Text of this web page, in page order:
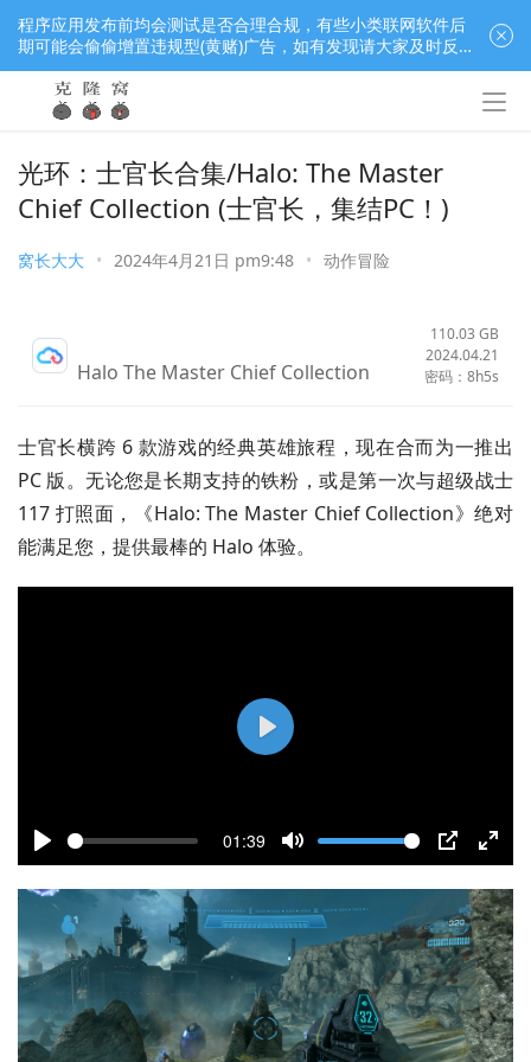
光环：士官长合集/Halo: The Master
Chief Collection (士官长，集结PC！)
窝长大大 • 2024年4月21日 pm9:48 • 动作冒险
Halo The Master Chief Collection
110.03 GB
2024.04.21
密码：8h5s
士官长横跨 6 款游戏的经典英雄旅程，现在合而为一推出
PC 版。无论您是长期支持的铁粉，或是第一次与超级战士
117 打照面，《Halo: The Master Chief Collection》绝对
能满足您，提供最棒的 Halo 体验。
P
l
a
y
01:39
M
t
e
P
P
E
n
t
e
r
f
P
程序应用发布前均会测试是否合理合规，有些小类联网软件后
期可能会偷偷增置违规型(黄赌)广告，如有发现请大家及时反
馈窝长进行处理，共同监督维护良好的程序应用下载社区！